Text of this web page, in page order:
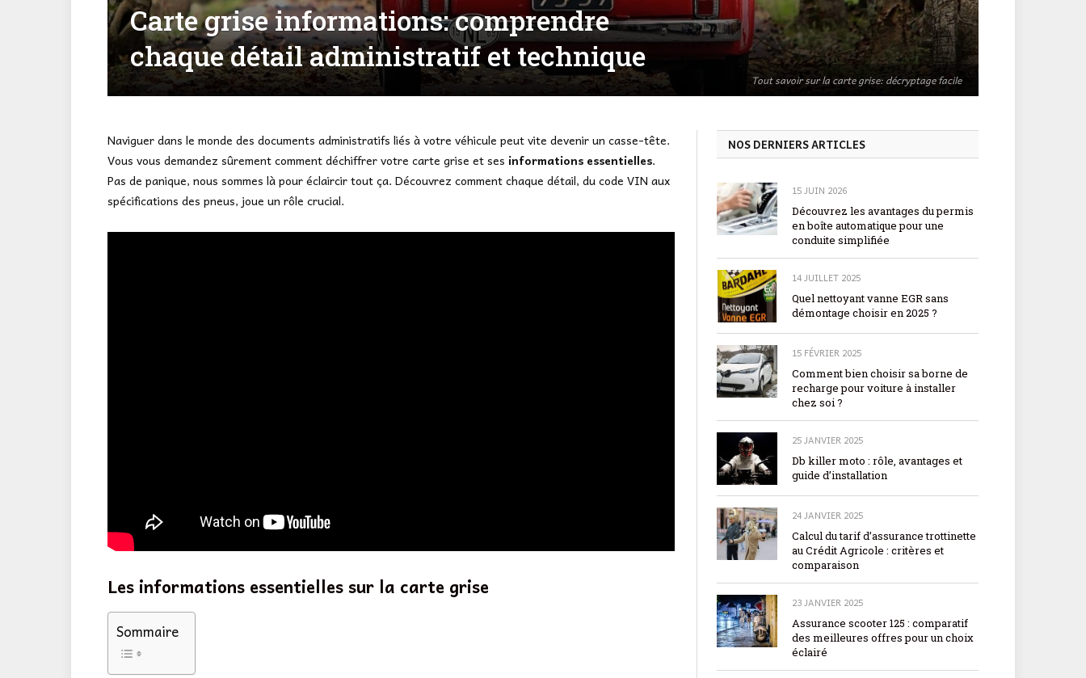
Tout savoir sur la carte grise: décryptage facile
Carte grise informations: comprendre
chaque détail administratif et technique
Naviguer dans le monde des documents administratifs liés à votre véhicule peut vite devenir un casse-tête.
Vous vous demandez sûrement comment déchiffrer votre carte grise et ses informations essentielles.
Pas de panique, nous sommes là pour éclaircir tout ça. Découvrez comment chaque détail, du code VIN aux
spécifications des pneus, joue un rôle crucial.
Les informations essentielles sur la carte grise
Sommaire
NOS DERNIERS ARTICLES
15 JUIN 2026
Découvrez les avantages du permis
en boîte automatique pour une
conduite simplifiée
14 JUILLET 2025
Quel nettoyant vanne EGR sans
démontage choisir en 2025 ?
15 FÉVRIER 2025
Comment bien choisir sa borne de
recharge pour voiture à installer
chez soi ?
25 JANVIER 2025
Db killer moto : rôle, avantages et
guide d’installation
24 JANVIER 2025
Calcul du tarif d’assurance trottinette
au Crédit Agricole : critères et
comparaison
23 JANVIER 2025
Assurance scooter 125 : comparatif
des meilleures offres pour un choix
éclairé